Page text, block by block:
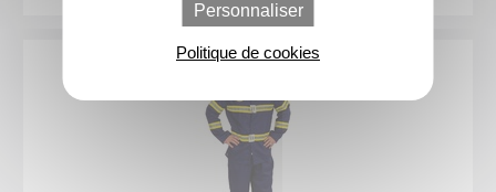
Personnaliser
Politique de cookies